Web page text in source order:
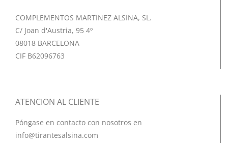
COMPLEMENTOS MARTINEZ ALSINA, SL.
C/ Joan d'Austria, 95 4º
08018 BARCELONA
CIF B62096763
ATENCION AL CLIENTE
Póngase en contacto con nosotros en
info@tirantesalsina.com